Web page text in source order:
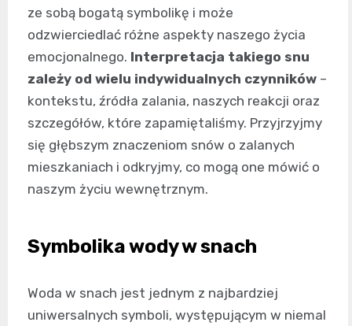
ze sobą bogatą symbolikę i może
odzwierciedlać różne aspekty naszego życia
emocjonalnego. Interpretacja takiego snu
zależy od wielu indywidualnych czynników –
kontekstu, źródła zalania, naszych reakcji oraz
szczegółów, które zapamiętaliśmy. Przyjrzyjmy
się głębszym znaczeniom snów o zalanych
mieszkaniach i odkryjmy, co mogą one mówić o
naszym życiu wewnętrznym.
Symbolika wody w snach
Woda w snach jest jednym z najbardziej
uniwersalnych symboli, występującym w niemal